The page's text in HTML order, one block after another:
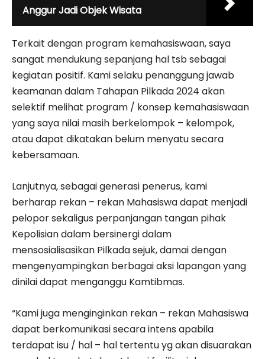
Anggur Jadi Objek Wisata
Terkait dengan program kemahasiswaan, saya
sangat mendukung sepanjang hal tsb sebagai
kegiatan positif. Kami selaku penanggung jawab
keamanan dalam Tahapan Pilkada 2024 akan
selektif melihat program / konsep kemahasiswaan
yang saya nilai masih berkelompok – kelompok,
atau dapat dikatakan belum menyatu secara
kebersamaan.
Lanjutnya, sebagai generasi penerus, kami
berharap rekan – rekan Mahasiswa dapat menjadi
pelopor sekaligus perpanjangan tangan pihak
Kepolisian dalam bersinergi dalam
mensosialisasikan Pilkada sejuk, damai dengan
mengenyampingkan berbagai aksi lapangan yang
dinilai dapat menganggu Kamtibmas.
“Kami juga menginginkan rekan – rekan Mahasiswa
dapat berkomunikasi secara intens apabila
terdapat isu / hal – hal tertentu yg akan disuarakan